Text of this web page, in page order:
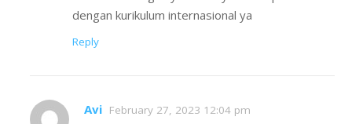
dengan kurikulum internasional ya
Reply
Avi February 27, 2023 12:04 pm